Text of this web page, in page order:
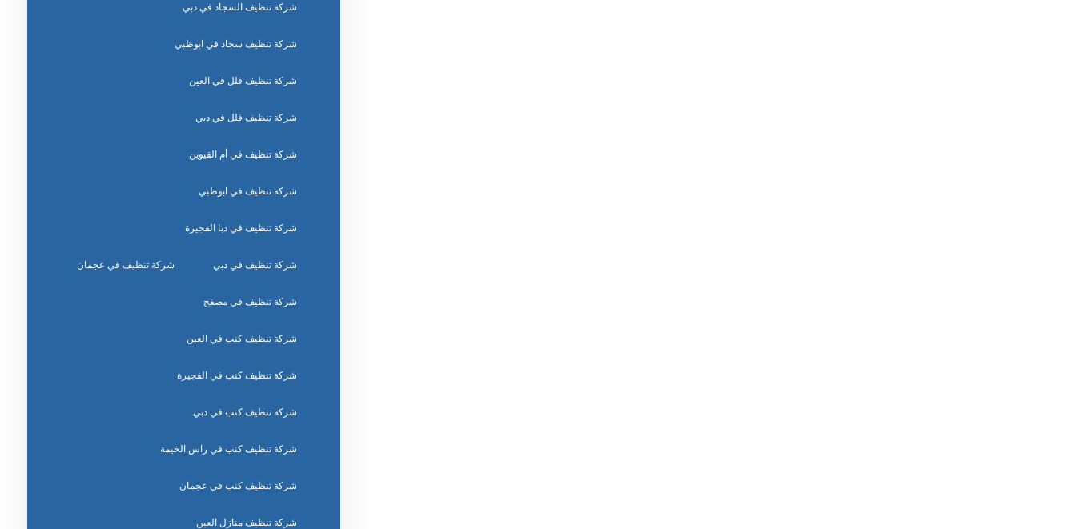
شركة تنظيف السجاد في دبي
شركة تنظيف سجاد في ابوظبي
شركة تنظيف فلل في العين
شركة تنظيف فلل في دبي
شركة تنظيف في أم القيوين
شركة تنظيف في ابوظبي
شركة تنظيف في دبا الفجيرة
شركة تنظيف في دبي شركة تنظيف في عجمان
شركة تنظيف في مصفح
شركة تنظيف كنب في العين
شركة تنظيف كنب في الفجيرة
شركة تنظيف كنب في دبي
شركة تنظيف كنب في راس الخيمة
شركة تنظيف كنب في عجمان
شركة تنظيف منازل العين